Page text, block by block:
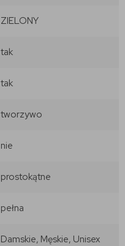
ZIELONY
tak
tak
tworzywo
nie
prostokątne
pełna
Damskie, Męskie, Unisex